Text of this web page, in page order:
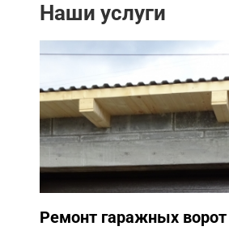
Наши услуги
Ремонт гаражных ворот